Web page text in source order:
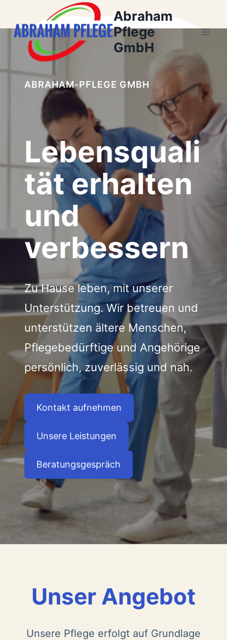
springen
Abraham
Pflege
GmbH
ABRAHAM-PFLEGE GMBH
Lebensquali
tät erhalten
und
verbessern
Zu Hause leben, mit unserer
Unterstützung. Wir betreuen und
unterstützen ältere Menschen,
Pflegebedürftige und Angehörige
persönlich, zuverlässig und nah.
Kontakt aufnehmen
Unsere Leistungen
Beratungsgespräch
Unser Angebot
Unsere Pflege erfolgt auf Grundlage